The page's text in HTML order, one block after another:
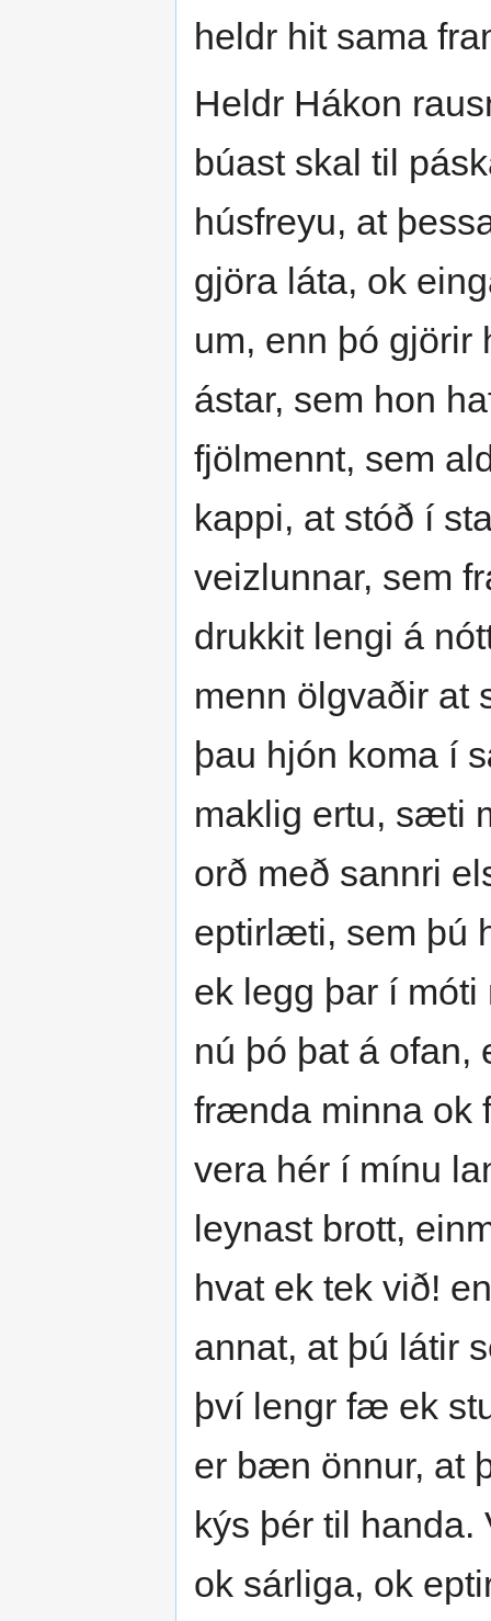
heldr hit sama
Heldr Hákon
búast skal til
húsfreyu, at
gjöra láta, ok
um, enn þó gjörir
ástar, sem hon
fjölmennt, sem
kappi, at stóð í
veizlunnar, sem
drukkit lengi á
menn ölgvaðir at
þau hjón koma í
maklig ertu, sæti
orð með sannri
eptirlæti, sem þú
ek legg þar í
nú þó þat á ofan,
frænda minna ok
vera hér í mínu
leynast brott,
hvat ek tek við!
annat, at þú látir
því lengr fæ ek
er bæn önnur, at
kýs þér til
ok sárliga, ok